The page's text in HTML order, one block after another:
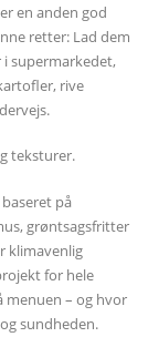
en anden god
retter: Lad dem
supermarkedet,
rive
teksturer.
på
grøntsagsfritter
klimavenlig
for hele
menuen – og hvor
sundheden.